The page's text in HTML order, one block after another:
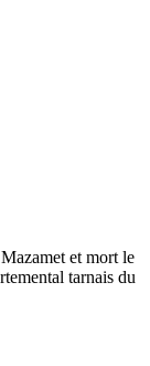
et mort le
tarnais du